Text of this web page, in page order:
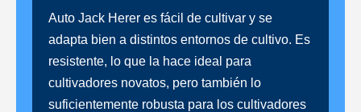
Auto Jack Herer es fácil de cultivar y se
adapta bien a distintos entornos de cultivo. Es
resistente, lo que la hace ideal para
cultivadores novatos, pero también lo
suficientemente robusta para los cultivadores